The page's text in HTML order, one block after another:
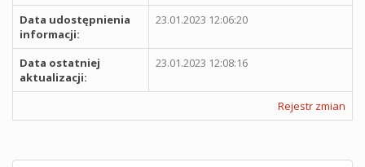
Data udostępnienia
informacji:
23.01.2023 12:06:20
Data ostatniej
aktualizacji:
23.01.2023 12:08:16
Rejestr zmian